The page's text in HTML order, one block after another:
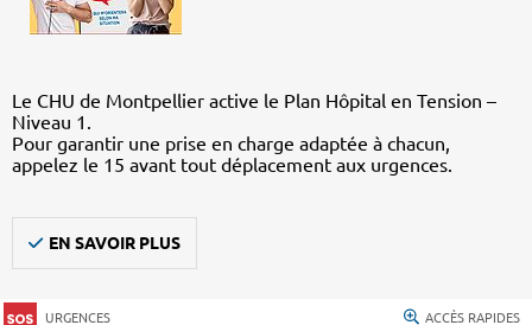
Le CHU de Montpellier active le Plan Hôpital en Tension –
Niveau 1.
Pour garantir une prise en charge adaptée à chacun,
appelez le 15 avant tout déplacement aux urgences.
EN SAVOIR PLUS
URGENCES ACCÈS RAPIDES